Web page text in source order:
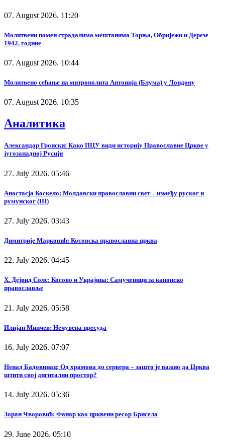
07. August 2026. 11:20
Молитвени помен страдалима мештанима Торња, Обријежи и Дерезе
1942. године
07. August 2026. 10:44
Молитвено сећање на митрополита Антонија (Блума) у Лондону
07. August 2026. 10:35
Аналитика
Александар Гронски: Како ПЦУ види историју Православне Цркве у
југозападној Русији
27. July 2026. 05:46
Анастасја Коскело: Молдавски православни свет – између руског и
румунског (III)
27. July 2026. 03:43
Димитрије Марковић: Косовска православна црква
22. July 2026. 04:45
Х. Дејвид Солс: Косово и Украјина: Самученици за канонско
православље
21. July 2026. 05:58
Илијан Минчев: Нечувена пресуда
16. July 2026. 07:07
Ненад Бадовинац: Од храмова до сервера – зашто је важно да Црква
штити свој дигитални простор?
14. July 2026. 05:36
Зоран Чворовић: Фанар као црквени ресор Брисела
29. June 2026. 05:10